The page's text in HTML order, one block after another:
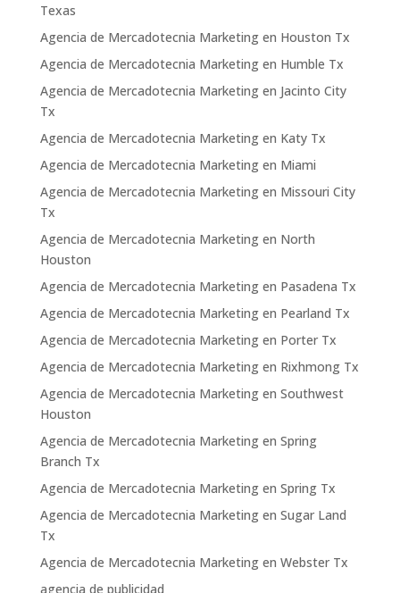
Texas
Agencia de Mercadotecnia Marketing en Houston Tx
Agencia de Mercadotecnia Marketing en Humble Tx
Agencia de Mercadotecnia Marketing en Jacinto City
Tx
Agencia de Mercadotecnia Marketing en Katy Tx
Agencia de Mercadotecnia Marketing en Miami
Agencia de Mercadotecnia Marketing en Missouri City
Tx
Agencia de Mercadotecnia Marketing en North
Houston
Agencia de Mercadotecnia Marketing en Pasadena Tx
Agencia de Mercadotecnia Marketing en Pearland Tx
Agencia de Mercadotecnia Marketing en Porter Tx
Agencia de Mercadotecnia Marketing en Rixhmong Tx
Agencia de Mercadotecnia Marketing en Southwest
Houston
Agencia de Mercadotecnia Marketing en Spring
Branch Tx
Agencia de Mercadotecnia Marketing en Spring Tx
Agencia de Mercadotecnia Marketing en Sugar Land
Tx
Agencia de Mercadotecnia Marketing en Webster Tx
agencia de publicidad